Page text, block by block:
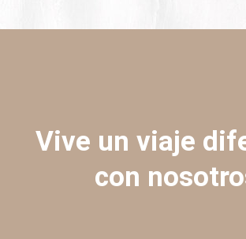
Vive un viaje
con